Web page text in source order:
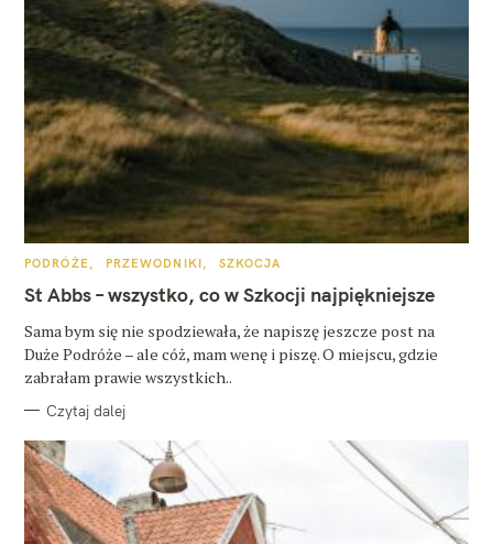
K
T
E
O
R
I
PODRÓŻE PRZEWODNIKI SZKOCJA
St Abbs – wszystko, co w Szkocji najpiękniejsze
Sama bym się nie spodziewała, że napiszę jeszcze post na
Duże Podróże – ale cóż, mam wenę i piszę. O miejscu, gdzie
zabrałam prawie wszystkich..
Czytaj dalej